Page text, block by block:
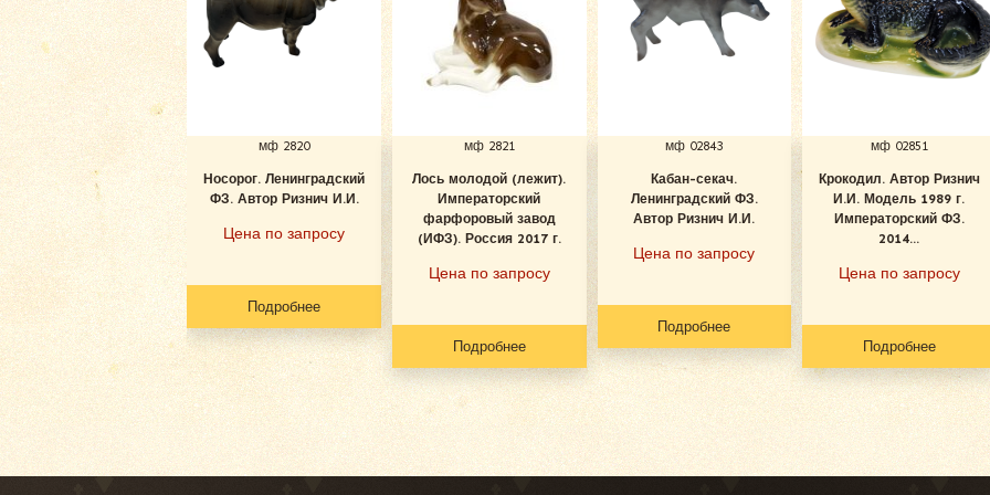
мф 2820
Носорог. Ленинградский
ФЗ. Автор Ризнич И.И.
Цена по запросу
Подробнее
мф 2821
Лось молодой (лежит).
Императорский
фарфоровый завод
(ИФЗ). Россия 2017 г.
Цена по запросу
Подробнее
мф 02843
Кабан-секач.
Ленинградский ФЗ.
Автор Ризнич И.И.
Цена по запросу
Подробнее
мф 02851
Крокодил. Автор Ризнич
И.И. Модель 1989 г.
Императорский ФЗ.
2014...
Цена по запросу
Подробнее